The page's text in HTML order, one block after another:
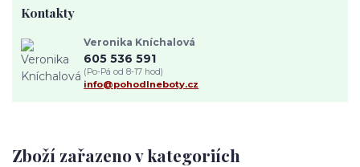
Zboží zařazeno v kategoriích
Kontakty
Veronika Kníchalová
605 536 591
(Po-Pá od 8-17 hod)
info@pohodlneboty.cz